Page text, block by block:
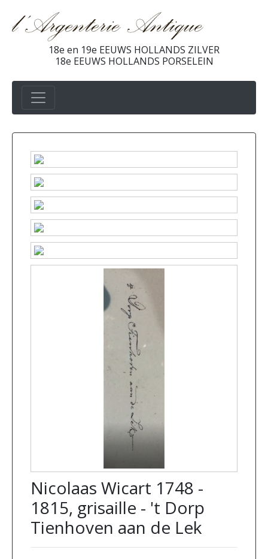
18e en 19e EEUWS HOLLANDS ZILVER
18e EEUWS HOLLANDS PORSELEIN
Nicolaas Wicart 1748 -
1815, grisaille - 't Dorp
Tienhoven aan de Lek